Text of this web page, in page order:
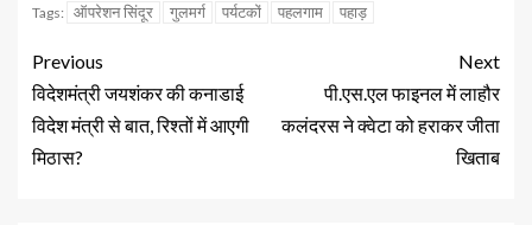
Tags: ऑपरेशन सिंदूर गुलमर्ग पर्यटकों पहलगाम पहाड़
Previous
विदेशमंत्री जयशंकर की कनाडाई
विदेश मंत्री से बात, रिश्तों में आएगी
मिठास?
Next
पी.एस.एल फाइनल में लाहौर
कलंदरस ने क्वेटा को हराकर जीता
खिताब